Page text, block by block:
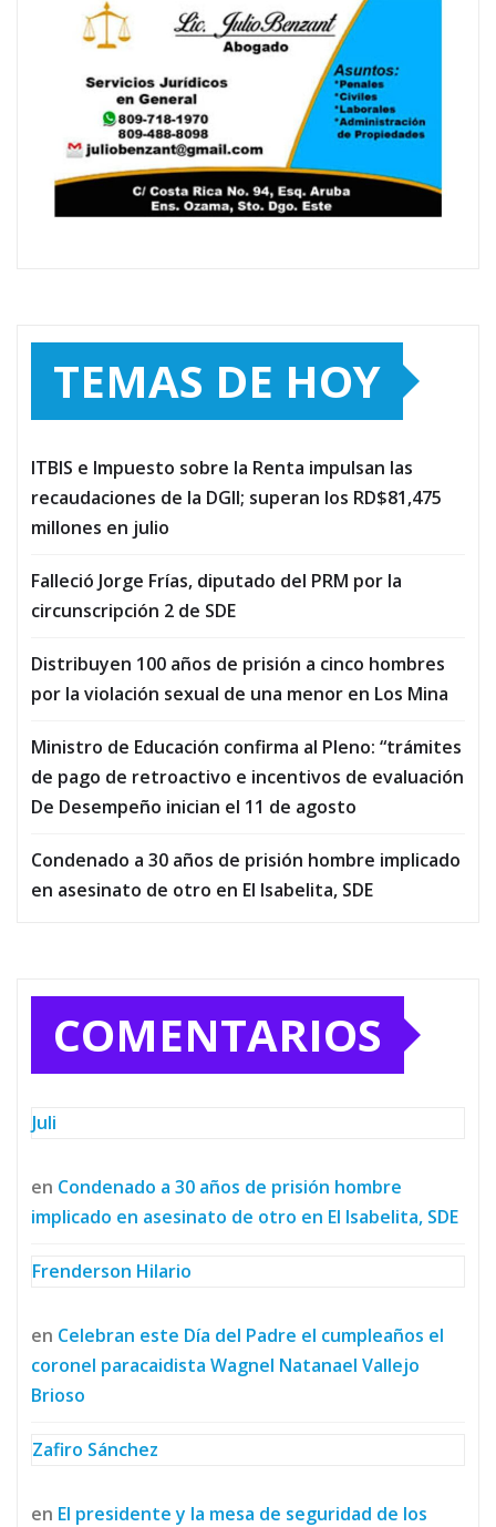
TEMAS DE HOY
ITBIS e Impuesto sobre la Renta impulsan las
recaudaciones de la DGII; superan los RD$81,475
millones en julio
Falleció Jorge Frías, diputado del PRM por la
circunscripción 2 de SDE
Distribuyen 100 años de prisión a cinco hombres
por la violación sexual de una menor en Los Mina
Ministro de Educación confirma al Pleno: “trámites
de pago de retroactivo e incentivos de evaluación
De Desempeño inician el 11 de agosto
Condenado a 30 años de prisión hombre implicado
en asesinato de otro en El Isabelita, SDE
COMENTARIOS
Juli
en Condenado a 30 años de prisión hombre
implicado en asesinato de otro en El Isabelita, SDE
Frenderson Hilario
en Celebran este Día del Padre el cumpleaños el
coronel paracaidista Wagnel Natanael Vallejo
Brioso
Zafiro Sánchez
en El presidente y la mesa de seguridad de los